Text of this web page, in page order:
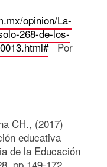
opinion/La-
268-de-los-
Por
CH., (2017)
educativa
de la Educación